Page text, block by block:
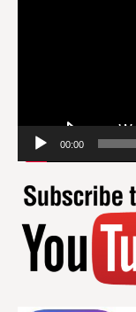
00:00